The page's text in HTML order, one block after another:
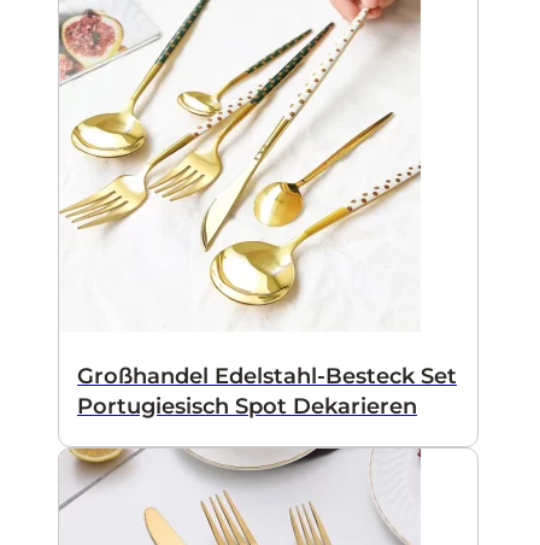
Großhandel Edelstahl-Besteck Set
Portugiesisch Spot Dekarieren